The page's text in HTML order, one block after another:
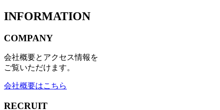
INFORMATION
COMPANY
会社概要とアクセス情報を
ご覧いただけます。
会社概要はこちら
RECRUIT